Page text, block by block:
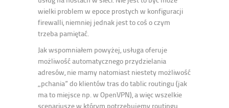
wielki problem w epoce prostych w konfiguracji
firewalli, niemniej jednak jest to coś o czym
trzeba pamiętać.
Jak wspomniałem powyżej, usługa oferuje
możliwość automatycznego przydzielania
adresów, nie mamy natomiast niestety możliwość
„pchania” do klientów tras do tablic routingu (jak
ma to miejsce np. w OpenVPN), a więc wszelkie
scenariusze w którym potrzebujemy routingu